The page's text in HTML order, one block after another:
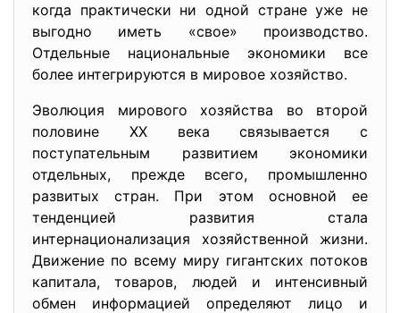
когда практически ни одной стране уже не
выгодно иметь «свое» производство.
Отдельные национальные экономики все
более интегрируются в мировое хозяйство.
Эволюция мирового хозяйства во второй
половине ХХ века связывается с
поступательным развитием экономики
отдельных, прежде всего, промышленно
развитых стран. При этом основной ее
тенденцией развития стала
интернационализация хозяйственной жизни.
Движение по всему миру гигантских потоков
капитала, товаров, людей и интенсивный
обмен информацией определяют лицо и